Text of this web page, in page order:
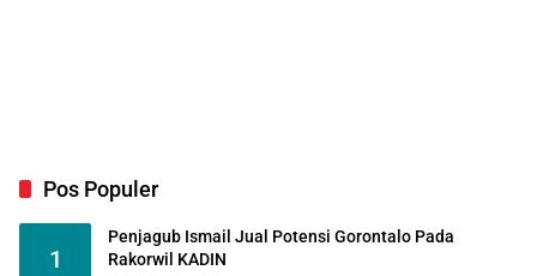
Pos Populer
1
Penjagub Ismail Jual Potensi Gorontalo Pada
Rakorwil KADIN